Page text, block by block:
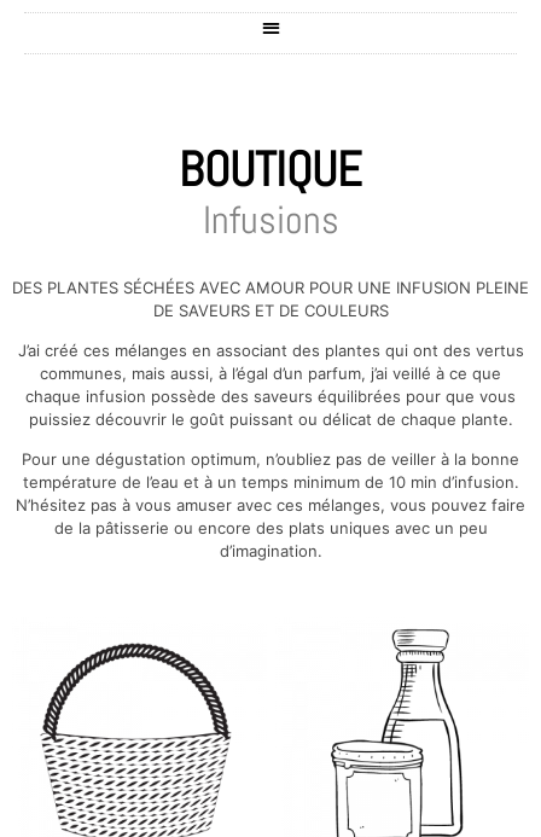
BOUTIQUE
Infusions
DES PLANTES SÉCHÉES AVEC AMOUR POUR UNE INFUSION PLEINE
DE SAVEURS ET DE COULEURS
J’ai créé ces mélanges en associant des plantes qui ont des vertus
communes, mais aussi, à l’égal d’un parfum, j’ai veillé à ce que
chaque infusion possède des saveurs équilibrées pour que vous
puissiez découvrir le goût puissant ou délicat de chaque plante.
Pour une dégustation optimum, n’oubliez pas de veiller à la bonne
température de l’eau et à un temps minimum de 10 min d’infusion.
N’hésitez pas à vous amuser avec ces mélanges, vous pouvez faire
de la pâtisserie ou encore des plats uniques avec un peu
d’imagination.